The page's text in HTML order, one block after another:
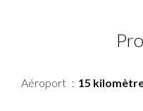
Aéroport 15